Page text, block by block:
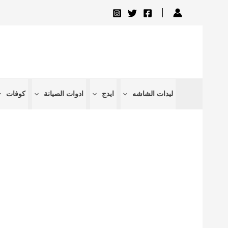
ليدات الشاشه ايدج ادوات الصيانة كوفات